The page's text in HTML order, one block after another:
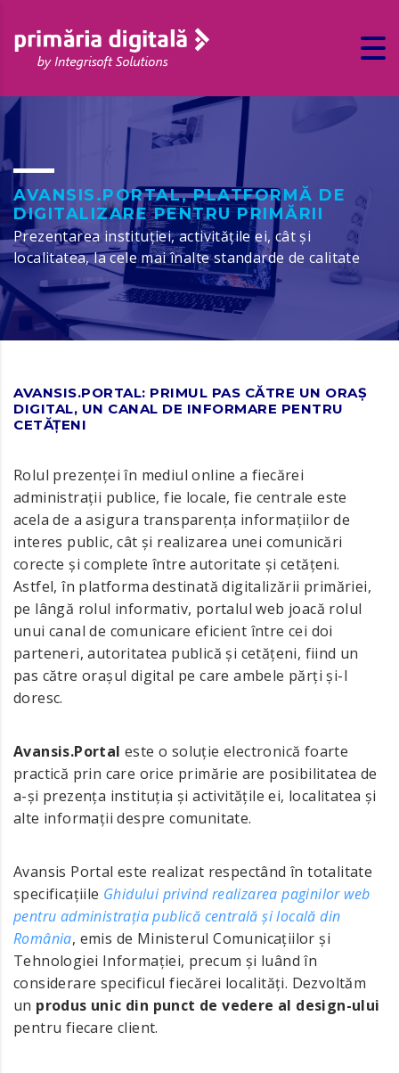
AVANSIS.PORTAL, PLATFORMĂ DE
DIGITALIZARE PENTRU PRIMĂRII
Prezentarea instituţiei, activităţile ei, cât şi
localitatea, la cele mai înalte standarde de calitate
AVANSIS.PORTAL: PRIMUL PAS CĂTRE UN ORAȘ
DIGITAL, UN CANAL DE INFORMARE PENTRU
CETĂȚENI
Rolul prezenței în mediul online a fiecărei
administrații publice, fie locale, fie centrale este
acela de a asigura transparența informațiilor de
interes public, cât și realizarea unei comunicări
corecte și complete între autoritate și cetățeni.
Astfel, în platforma destinată digitalizării primăriei,
pe lângă rolul informativ, portalul web joacă rolul
unui canal de comunicare eficient între cei doi
parteneri, autoritatea publică și cetățeni, fiind un
pas către orașul digital pe care ambele părți și-l
doresc.
Avansis.Portal este o soluţie electronică foarte
practică prin care orice primărie are posibilitatea de
a-şi prezența instituţia şi activităţile ei, localitatea și
alte informații despre comunitate.
Avansis Portal este realizat respectând în totalitate
specificațiile Ghidului privindrealizarea paginilor web
pentru administrația publică centrală și locală din
România, emis de Ministerul Comunicațiilor și
Tehnologiei Informației, precum și luând în
considerare specificul fiecărei localități. Dezvoltăm
un produs unic din punct de vedere al design-ului
pentru fiecare client.